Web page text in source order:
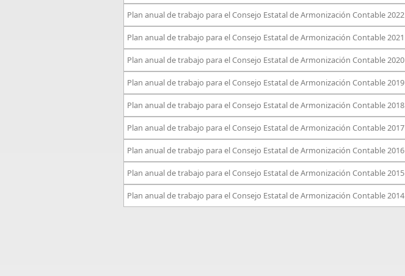
Plan anual de trabajo para el Consejo Estatal de Armonización Contable 2022
Plan anual de trabajo para el Consejo Estatal de Armonización Contable 2021
Plan anual de trabajo para el Consejo Estatal de Armonización Contable 2020
Plan anual de trabajo para el Consejo Estatal de Armonización Contable 2019
Plan anual de trabajo para el Consejo Estatal de Armonización Contable 2018
Plan anual de trabajo para el Consejo Estatal de Armonización Contable 2017
Plan anual de trabajo para el Consejo Estatal de Armonización Contable 2016
Plan anual de trabajo para el Consejo Estatal de Armonización Contable 2015
Plan anual de trabajo para el Consejo Estatal de Armonización Contable 2014